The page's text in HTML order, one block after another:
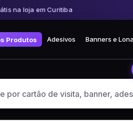
loja em Curitiba🚚 Frete fixo R$ 35
Produtos Adesivos Banners e